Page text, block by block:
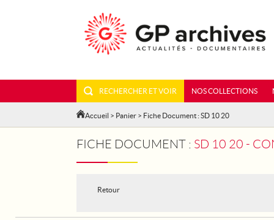
RECHERCHER ET VOIR NOS COLLECTIONS
Accueil > Panier > Fiche Document : SD 10 20
FICHE DOCUMENT : SD 10 20 -
Retour